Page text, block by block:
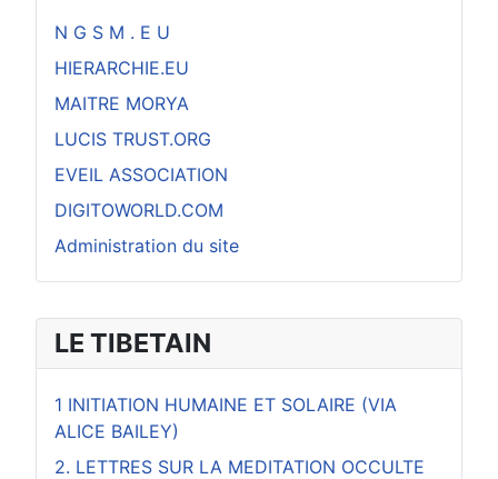
LE TIBETAIN
1 INITIATION HUMAINE ET SOLAIRE (VIA
ALICE BAILEY)
2. LETTRES SUR LA MEDITATION OCCULTE
N G S M . E U
HIERARCHIE.EU
MAITRE MORYA
LUCIS TRUST.ORG
EVEIL ASSOCIATION
DIGITOWORLD.COM
Administration du site